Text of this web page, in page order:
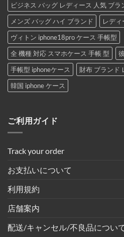
ビジネス バッグ レディース 人気 ブラ
メンズ バッグ ハイ ブランド
レデ
ヴィトン iphone18pro ケース 手帳型
全 機種 対応 スマホケース 手帳 型
手帳型 iphoneケース
財布 ブランド
韓国 iphone ケース
ご利用ガイド
Track your order
お支払いについて
利用規約
店舗案内
配送/キャンセル/不良品につい